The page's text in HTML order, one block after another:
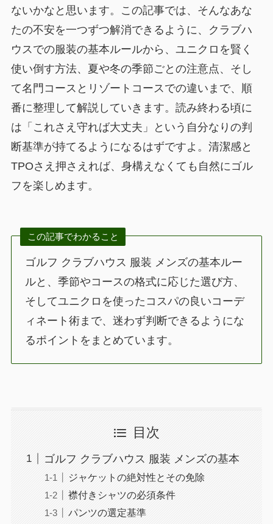
ないかなと思います。この記事では、そんなあな
たの不安を一つずつ解消できるように、クラブハ
ウスでの服装の基本ルールから、ユニクロを賢く
使い倒す方法、夏や冬の季節ごとの注意点、そし
て名門コースとリゾートコースでの違いまで、順
番に整理して解説していきます。読み終わる頃に
は「これさえ守れば大丈夫」という自分なりの判
断基準が持てるようになるはずですよ。清潔感と
TPOさえ押さえれば、身構えなくても自然にゴル
フを楽しめます。
この記事でわかること
ゴルフ クラブハウス 服装 メンズの基本ルー
ルと、季節やコースの格式に応じた選び方、
そしてユニクロを使ったコスパの良いコーデ
ィネート術まで、迷わず判断できるようにな
るポイントをまとめています。
目次
ゴルフ クラブハウス 服装 メンズの基本
ジャケットの絶対性とその免除
襟付きシャツの必須条件
パンツの選定基準